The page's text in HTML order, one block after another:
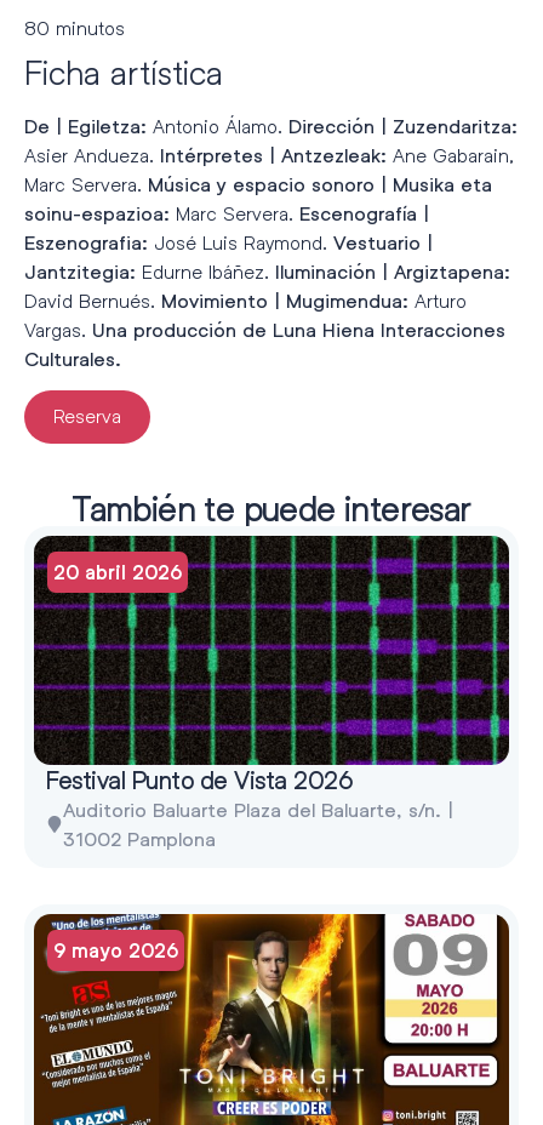
80 minutos
Ficha artística
De | Egiletza: Antonio Álamo. Dirección | Zuzendaritza:
Asier Andueza. Intérpretes | Antzezleak: Ane Gabarain,
Marc Servera. Música y espacio sonoro | Musika eta
soinu-espazioa: Marc Servera. Escenografía |
Eszenografia: José Luis Raymond. Vestuario |
Jantzitegia: Edurne Ibáñez. Iluminación | Argiztapena:
David Bernués. Movimiento | Mugimendua: Arturo
Vargas. Una producción de Luna Hiena Interacciones
Culturales.
Reserva
También te puede interesar
20 abril 2026
Festival Punto de Vista 2026
Auditorio Baluarte Plaza del Baluarte, s/n. |
31002 Pamplona
9 mayo 2026